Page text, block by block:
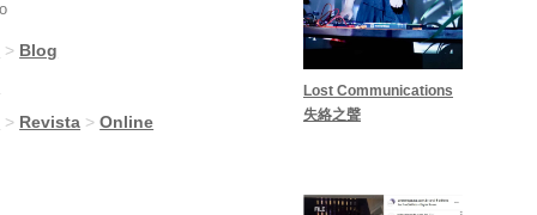
> Blog
> Revista >Online
Lost Communications
失絡之聲